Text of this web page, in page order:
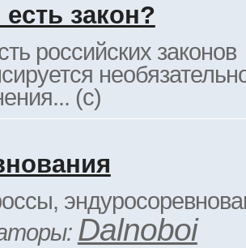
закон?
российских законов
(c)
Dalnoboi